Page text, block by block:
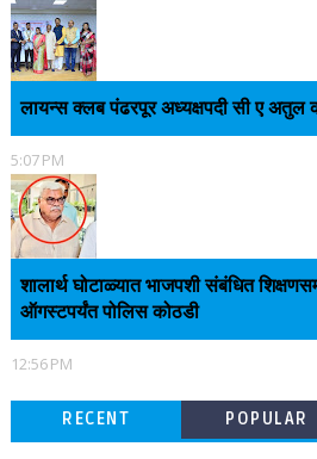
लायन्स क्लब पंढरपूर अध्यक्षपदी सी ए अतुल
5:07 PM
शालार्थ घोटाळ्यात भाजपशी संबंधित
ऑगस्टपर्यंत पोलिस कोठडी
12:56 PM
RECENT POPULAR